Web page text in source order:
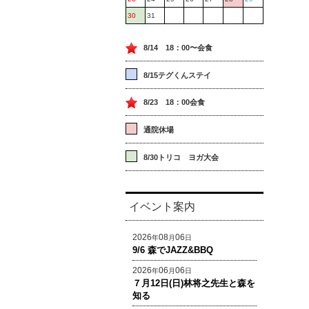
30 31
8/14 18：00〜会食
8/15テグくんステイ
8/23 18：00会食
通院休場
8/30トリコ ヨガ大会
イベント案内
2026年08月06日
9/6 森でJAZZ&BBQ
2026年06 月06日
７月12日(日)林将之先生と森を
知る